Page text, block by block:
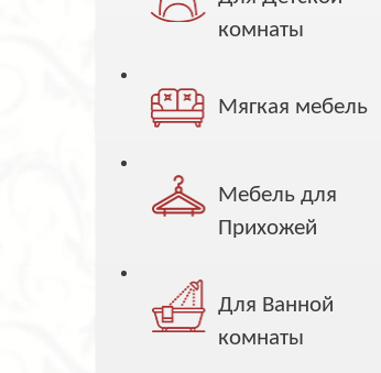
комнаты
Мягкая мебель
Мебель для
Прихожей
Для Ванной
комнаты